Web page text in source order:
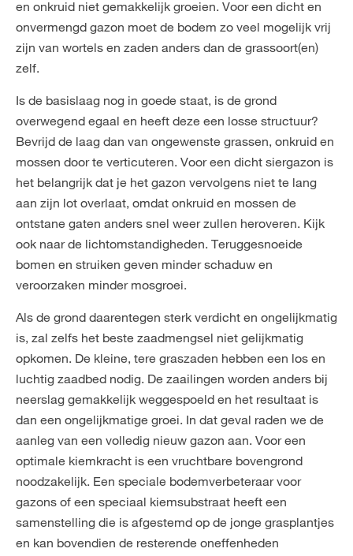
en onkruid niet gemakkelijk groeien. Voor een dicht en
onvermengd gazon moet de bodem zo veel mogelijk vrij
zijn van wortels en zaden anders dan de grassoort(en)
zelf.
Is de basislaag nog in goede staat, is de grond
overwegend egaal en heeft deze een losse structuur?
Bevrijd de laag dan van ongewenste grassen, onkruid en
mossen door te verticuteren. Voor een dicht siergazon is
het belangrijk dat je het gazon vervolgens niet te lang
aan zijn lot overlaat, omdat onkruid en mossen de
ontstane gaten anders snel weer zullen heroveren. Kijk
ook naar de lichtomstandigheden. Teruggesnoeide
bomen en struiken geven minder schaduw en
veroorzaken minder mosgroei.
Als de grond daarentegen sterk verdicht en ongelijkmatig
is, zal zelfs het beste zaadmengsel niet gelijkmatig
opkomen. De kleine, tere graszaden hebben een los en
luchtig zaadbed nodig. De zaailingen worden anders bij
neerslag gemakkelijk weggespoeld en het resultaat is
dan een ongelijkmatige groei. In dat geval raden we de
aanleg van een volledig nieuw gazon aan. Voor een
optimale kiemkracht is een vruchtbare bovengrond
noodzakelijk. Een speciale bodemverbeteraar voor
gazons of een speciaal kiemsubstraat heeft een
samenstelling die is afgestemd op de jonge grasplantjes
en kan bovendien de resterende oneffenheden